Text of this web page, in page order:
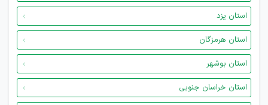
استان یزد
استان هرمزگان
استان بوشهر
استان خراسان جنوبی